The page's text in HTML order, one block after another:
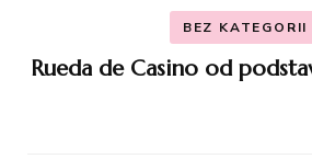
BEZ KATEGORII
Rueda de Casino od